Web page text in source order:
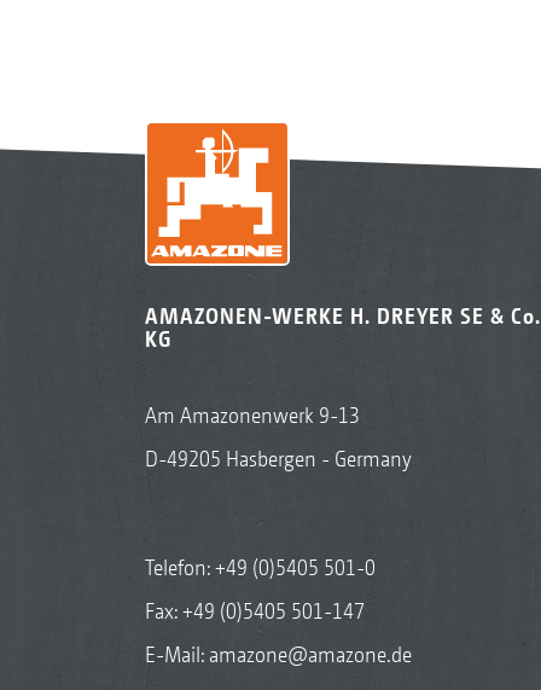
AMAZONEN-WERKE H. DREYER SE & Co.
KG
Am Amazonenwerk 9-13
D-49205 Hasbergen - Germany
Telefon:+49 (0)5405 501-0
Fax: +49 (0)5405 501-147
E-Mail: amazone@amazone.de